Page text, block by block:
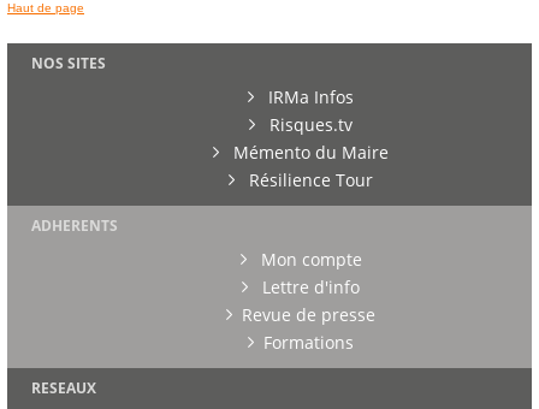
Haut de page
NOS SITES
IRMa Infos
Risques.tv
Mémento du Maire
Résilience Tour
ADHERENTS
Mon compte
Lettre d'info
Revue de presse
Formations
RESEAUX